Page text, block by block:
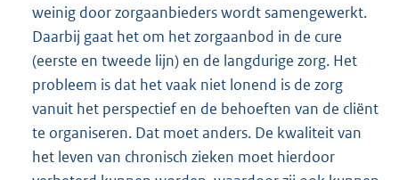
weinig door zorgaanbieders wordt samengewerkt.
Daarbij gaat het om het zorgaanbod in de cure
(eerste en tweede lijn) en de langdurige zorg. Het
probleem is dat het vaak niet lonend is de zorg
vanuit het perspectief en de behoeften van de cliënt
te organiseren. Dat moet anders. De kwaliteit van
het leven van chronisch zieken moet hierdoor